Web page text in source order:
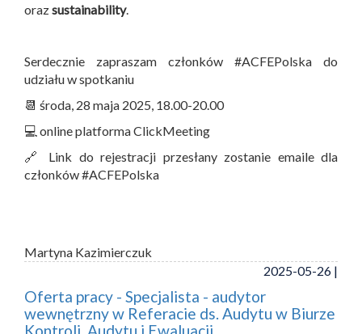
orazsustainability.
Serdecznie zapraszam członków #ACFEPolska do
udziału w spotkaniu
📆 środa, 28 maja 2025, 18.00-20.00
💻 online platforma ClickMeeting
🔗 Link do rejestracji przesłany zostanie emaile dla
członków #ACFEPolska
Martyna Kazimierczuk
2025-05-26 |
Oferta pracy - Specjalista - audytor
wewnętrzny w Referacie ds. Audytu w Biurze
Kontroli, Audytu i Ewaluacji